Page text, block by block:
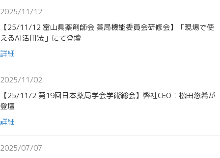
2025/11/12
【25/11/12 富山県薬剤師会 薬局機能委員会研修会】「現場で使
えるAI活用法」にて登壇
詳細
2025/11/02
【25/11/2 第19回日本薬局学会学術総会】弊社CEO：松田悠希が
登壇
詳細
2025/07/07